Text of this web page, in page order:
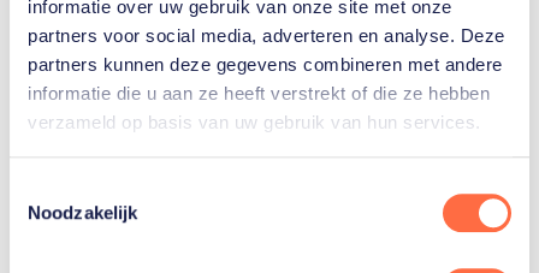
informatie over uw gebruik van onze site met onze
partners voor social media, adverteren en analyse. Deze
partners kunnen deze gegevens combineren met andere
informatie die u aan ze heeft verstrekt of die ze hebben
verzameld op basis van uw gebruik van hun services.
Noodzakelijk
Academy in Den Haag is in het voorjaar van 2025.
Foto: Marit Bouwmeester krijgt een scheepsbel van
Hilbert Bredemeijer, wethouder sport van de
gemeente Den Haag (foto Laurens Morel).